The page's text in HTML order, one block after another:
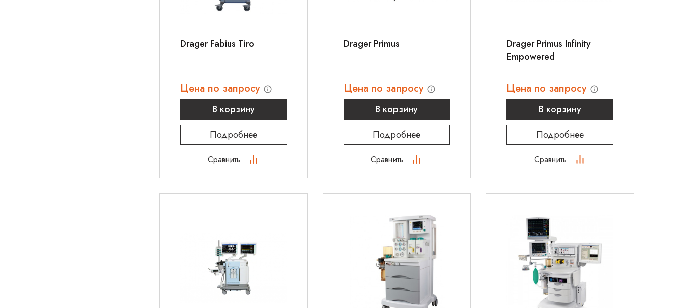
Drager Fabius Tiro
Цена по запросу
В корзину
Подробнее
Сравнить
Drager Primus
Цена по запросу
В корзину
Подробнее
Сравнить
Drager Primus Infinity
Empowered
Цена по запросу
В корзину
Подробнее
Сравнить